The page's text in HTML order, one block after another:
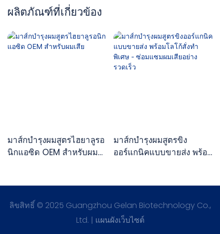
ผลิตภัณฑ์ที่เกี่ยวข้อง
มาส์กบำรุงผมสูตรไฮยาลูรอ
นิกแอซิด OEM สำหรับผม
มาส์กบำรุงผมสูตรขิง
ออร์แกนิคแบบขายส่ง พร้อม
รวดเร็ว
ลิขสิทธิ์ © 2025 Guangzhou Gelan Biotechnology Co.,
Ltd. | แผนผังเว็บไซต์